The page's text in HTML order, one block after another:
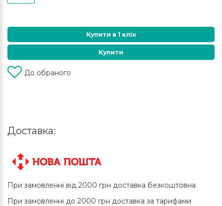
Купити в 1 клік
Купити
До обраного
Доставка:
При замовленні від 2000 грн доставка безкоштовна
При замовленні до 2000 грн доставка за тарифами